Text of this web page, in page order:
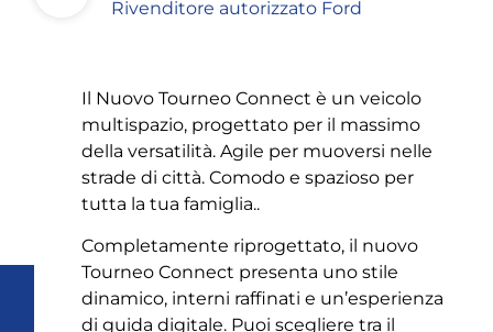
Rivenditore autorizzato Ford
Il Nuovo Tourneo Connect è un veicolo
multispazio, progettato per il massimo
della versatilità. Agile per muoversi nelle
strade di città. Comodo e spazioso per
tutta la tua famiglia..
Completamente riprogettato, il nuovo
Tourneo Connect presenta uno stile
dinamico, interni raffinati e un’esperienza
di guida digitale. Puoi scegliere tra il